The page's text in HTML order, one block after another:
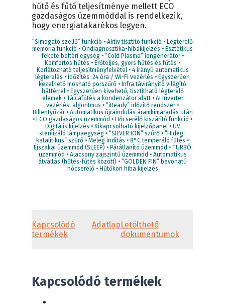
hűtő és fűtő teljesítménye mellett ECO
gazdaságos üzemmóddal is rendelkezik,
hogy energiatakarékos legyen.
“Simogató szellő” funkció • Aktív tisztító funkció • Légterelő
memória funkció • Öndiagnosztika-hibakijelzés • Esztétikus
fekete beltéri egység • “Cold Plasma” iongenerátor •
Komfortos hűtés • Erőteljes, gyors hűtés és fűtés •
Korlátozható teljesítményfelvétel • 4 irányú automatikus
légterelés • Időzítés: 24 óra / Wi-Fi vezérlés • Egyszerűen
kezelhető mosható porszűrő • Infra távirányító világító
háttérrel • Egyszerűen kivehető, tisztítható légterelő
elemek • Tálcafűtés a kondenzátor alatt • AI Inverter
vezérlési algoritmus • “iReady” időzítő rendszer •
Billentyűzár • Automatikus újraindulás áramkimaradás után
• ECO gazdaságos üzemmód • Hőcserélő kiszárító funkció •
Digitális kijelzés • Kikapcsolható kijelzőpanel • UV
sterilizáló lámpaegység • “SILVER ION” szűrő • “Hideg-
katalitikus” szűrő • Meleg indítás • 8°C temperáló fűtés •
Éjszakai üzemmód (SLEEP) • Párátlanító üzemmód • TURBÓ
üzemmód • Alacsony zajszintű üzemmód • Automatikus
átváltás (hűtés-fűtés között) • “GOLDEN FIN” bevonatú
hőcserélő • Hűtőköri hiba kijelzés
Kapcsolódó
termékek
AdatlapLetölthető
dokumentumok
Kapcsolódó termékek